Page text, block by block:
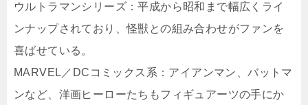
ウルトラマンシリーズ：平成から昭和まで幅広くライ
ンナップされており、怪獣との組み合わせがファンを
喜ばせている。
MARVEL／DCコミックス系：アイアンマン、バットマ
ンなど、洋画ヒーローたちもフィギュアーツの手にか